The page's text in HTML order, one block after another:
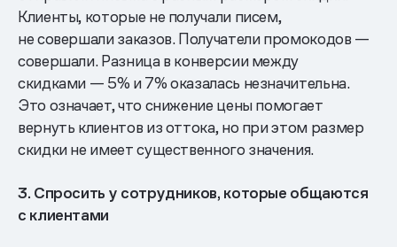
Клиенты, которые не получали писем,
не совершали заказов. Получатели промокодов —
совершали. Разница в конверсии между
скидками — 5% и 7% оказалась незначительна.
Это означает, что снижение цены помогает
вернуть клиентов из оттока, но при этом размер
скидки не имеет существенного значения.
3. Спросить у сотрудников, которые общаются
с клиентами